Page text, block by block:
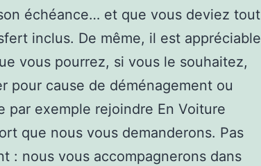
échéance… et que vous deviez tout
inclus. De même, il est appréciable
vous pourrez, si vous le souhaitez,
pour cause de déménagement ou
par exemple rejoindre En Voiture
que nous vous demanderons. Pas
: nous vous accompagnerons dans